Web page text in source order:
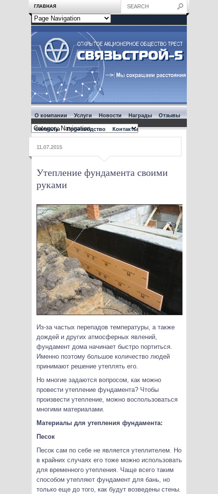
ГЛАВНАЯ
О компании Услуги Новости Награды Отзывы
Филиалы Производство Контакты
11.07.2015
Утепление фундамента своими
руками
Из-за частых перепадов температуры, а также
дождей и других атмосферных явлений,
фундамент дома начинает быстро портиться.
Именно поэтому большое количество людей
принимают решение утеплять его.
Но многие задаются вопросом, как можно
провести утепление фундамента? Чтобы
произвести утепление, можно воспользоваться
многими материалами.
Материалы для утепления фундамента:
Песок
Песок сам по себе не является утеплителем. Но
в крайних случаях его тоже можно использовать
для временного утепления. Чаще всего таким
способом утепляют фундамент для бань, но
только еще до того, как будут возведены стены.